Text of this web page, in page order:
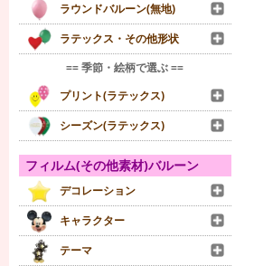
ラウンドバルーン(無地)
ラテックス・その他形状
== 季節・絵柄で選ぶ ==
プリント(ラテックス)
シーズン(ラテックス)
フィルム(その他素材)バルーン
デコレーション
キャラクター
テーマ